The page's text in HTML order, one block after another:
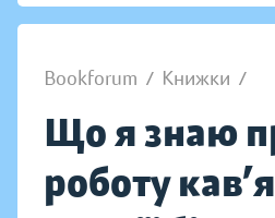
Bookforum / Книжки /
Що я знаю
роботу